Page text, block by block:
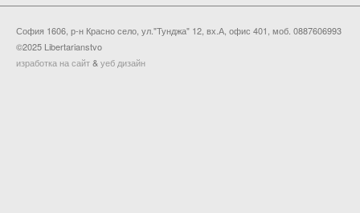
София 1606, р-н Красно село, ул."Тунджа" 12, вх.А, офис 401, моб. 0887606993
©2025 Libertarianstvo
изработка на сайт& уеб дизайн